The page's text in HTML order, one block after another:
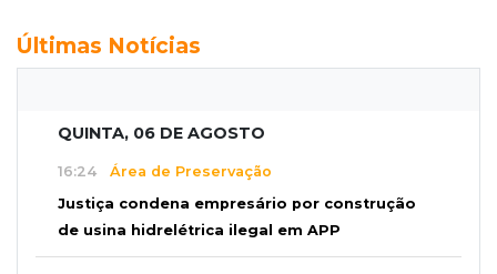
Últimas Notícias
QUINTA, 06 DE AGOSTO
16:24 Área de Preservação
Justiça condena empresário por construção
de usina hidrelétrica ilegal em APP